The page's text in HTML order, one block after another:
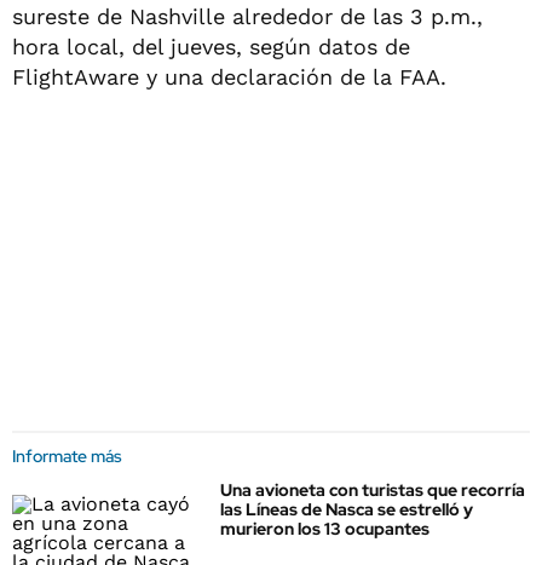
sureste de Nashville alrededor de las 3 p.m.,
hora local, del jueves, según datos de
FlightAware y una declaración de la FAA.
Informate más
Una avioneta con turistas que recorría
las Líneas de Nasca se estrelló y
murieron los 13 ocupantes